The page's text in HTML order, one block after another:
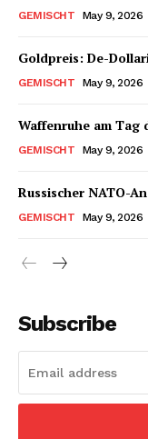
GEMISCHT May 9, 2026
Goldpreis: De-
GEMISCHT May 9, 2026
Waffenruhe am Tag
GEMISCHT May 9, 2026
Russischer NATO-
GEMISCHT May 9, 2026
Subscribe